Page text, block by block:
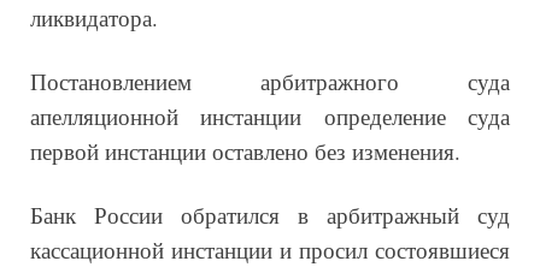
ликвидатора.
Постановлением арбитражного суда
апелляционной инстанции определение суда
первой инстанции оставлено без изменения.
Банк России обратился в арбитражный суд
кассационной инстанции и просил состоявшиеся